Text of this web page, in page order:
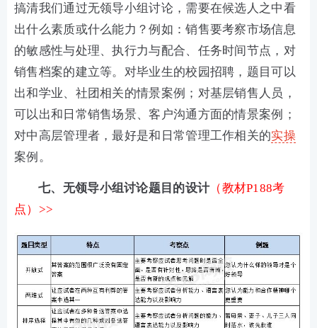
搞清我们通过无领导小组讨论，需要在候选人之中看
出什么素质或什么能力？例如：销售要考察市场信息
的敏感性与处理、执行力与配合、任务时间节点，对
销售档案的建立等。对毕业生的校园招聘，题目可以
出和学业、社团相关的情景案例；对基层销售人员，
可以出和日常销售场景、客户沟通方面的情景案例；
对中高层管理者，最好是和日常管理工作相关的实操
案例。
七、无领导小组讨论题目的设计（教材P188考
点）>>